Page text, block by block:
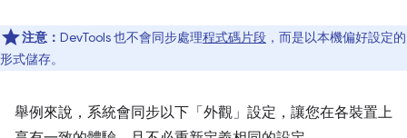
注意： DevTools 也不會同步處理程式碼片段 ，而是以本機偏好設定的
形式儲存。
舉例來說，系統會同步以下「外觀」 設定，讓您在各裝置上